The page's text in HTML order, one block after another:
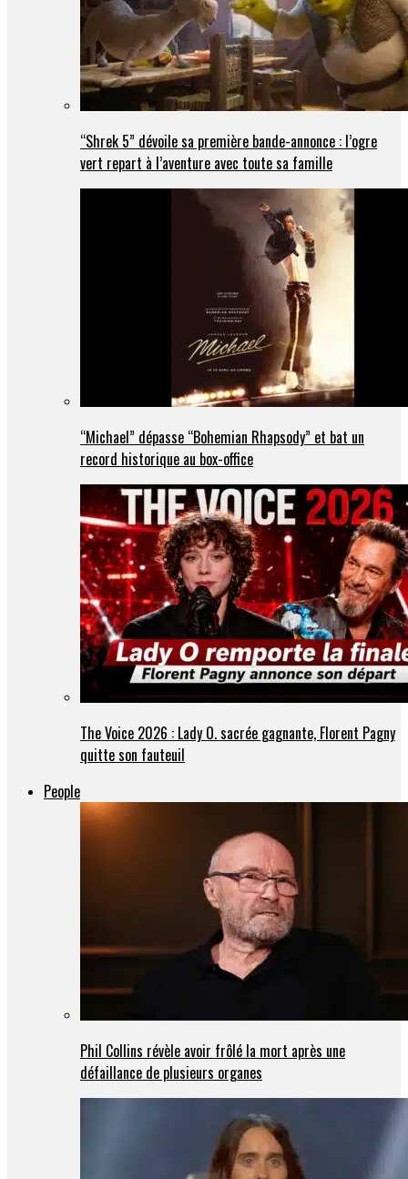
“Shrek 5” dévoile sa première bande-annonce : l’ogre
vert repart à l’aventure avec toute sa famille
“Michael” dépasse “Bohemian Rhapsody” et bat un
record historique au box-office
The Voice 2026 : Lady O. sacrée gagnante, Florent Pagny
quitte son fauteuil
People
Phil Collins révèle avoir frôlé la mort après une
défaillance de plusieurs organes